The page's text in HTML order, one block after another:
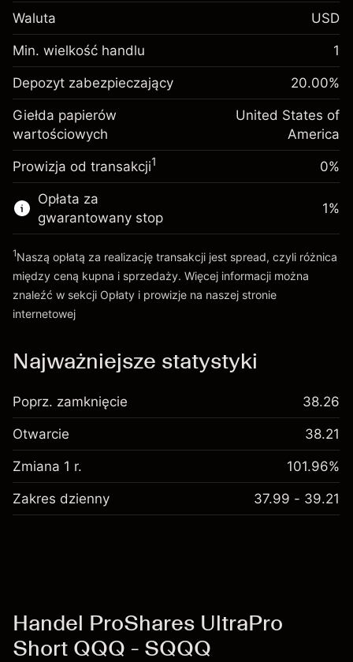
zabezpieczający. Twoja
inwestycja
$1,000.00
Opłata overnight za
utrzymanie pozycji
Opłaty od pełnej wartości
pozycji
-0.02154
%
(-$1.08)
Rozmiar transakcji z dźwignią ~
$5,000.00
Środki z dźwigni ~$4,000.00
Idź do platformy
Depozyt
zabezpieczający. Twoja
inwestycja
$1,000.00
Opłata overnight za
utrzymanie pozycji
Opłaty od pełnej wartości
pozycji
-0.000682
%
Rozmiar transakcji z dźwignią ~
Środki z dźwigni ~
$4,000.00
Idź do platformy
Waluta USD
Min. wielkość handlu 1
Depozyt zabezpieczający 20.00%
Giełda papierów
wartościowych
United States of
America
Prowizja od transakcji1 0%
Opłata za
gwarantowany stop
Opłaty i Prowizje
1%
1Naszą opłatą za realizację transakcji jest spread, czyli różnica
między ceną kupna i sprzedaży. Więcej informacji można
znaleźć w sekcji Opłaty i prowizje na naszej stronie
internetowej
Najważniejsze statystyki
Poprz. zamknięcie 38.26
Otwarcie 38.21
Zmiana 1 r. 101.96%
Zakres dzienny 37.99 - 39.21
Handel ProShares UltraPro
Short QQQ - SQQQ